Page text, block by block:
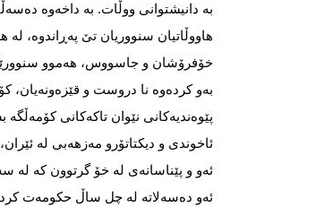
بە دانیشتوانی ووڵات. بە داخەوە
هاووڵاتیان سنووریان تێ‌ پەڕاندوە،
خۆفرۆشان و جاسووس، هەموو سنوورێکی
بەو کردەوە نا دروست و قێزەونەیان،
پێوەندیەکانی نێوان تاکەکانی
ئاخوندی و دیکتاتۆرو مەزهەبی لە
ئەو و پێناسانەی لە خۆ گرتوون کە لە
ئەو دەسەلاتە لە چل ساڵ حکومەت